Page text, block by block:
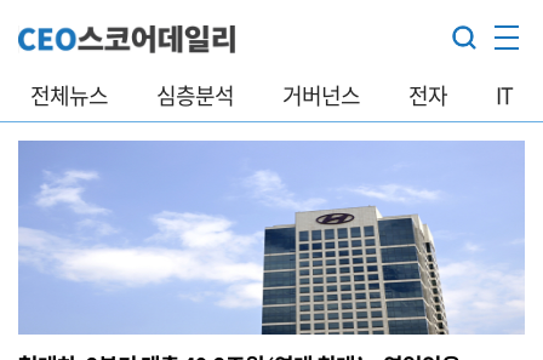
전체뉴스 심층분석 거버넌스 전자 IT